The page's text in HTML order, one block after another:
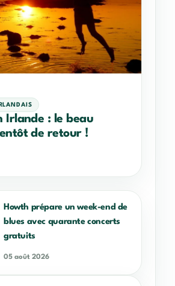
Irlande : le beau
de retour !
Howth prépare un week-end de
blues avec quarante concerts
gratuits
05 août 2026